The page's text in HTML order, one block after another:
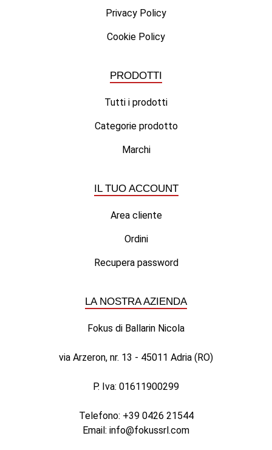
Privacy Policy
Cookie Policy
PRODOTTI
Tutti i prodotti
Categorie prodotto
Marchi
IL TUO ACCOUNT
Area cliente
Ordini
Recupera password
LA NOSTRA AZIENDA
Fokus di Ballarin Nicola
via Arzeron, nr. 13 - 45011 Adria (RO)
P. Iva: 01611900299
Telefono: +39 0426 21544
Email: info@fokussrl.com